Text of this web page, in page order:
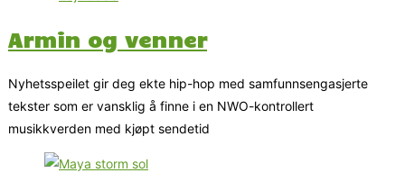
Armin og venner
Nyhetsspeilet gir deg ekte hip-hop med samfunnsengasjerte
tekster som er vansklig å finne i en NWO-kontrollert
musikkverden med kjøpt sendetid